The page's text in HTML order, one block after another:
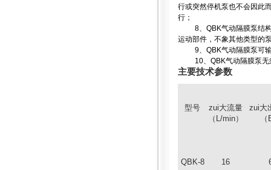
行或突然停机泵也不会因此
行；
8、 QBK气动隔膜泵结
运动部件，不象其他类型的
9、 QBK气动隔膜泵可
10、 QBK气动隔膜泵
主要技术参数
型号
zui大流量
（L/min）
zui大
QBK-8 16